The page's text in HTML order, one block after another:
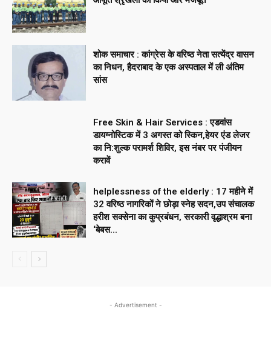
शोक समाचार : कांग्रेस के वरिष्ठ नेता सत्येंद्र वासन
का निधन, हैदराबाद के एक अस्पताल में ली अंतिम
सांस
Free Skin & Hair Services : एडवांस
डायग्नोस्टिक में 3 अगस्त को स्किन,हेयर एंड लेजर
का नि:शुल्क परामर्श शिविर, इस नंबर पर पंजीयन
करावें
helplessness of the elderly : 17 महीने में
32 वरिष्ठ नागरिकों ने छोड़ा स्नेह सदन,उप संचालक
हरीश सक्सेना का कुप्रबंधन, सरकारी वृद्धाश्रम बना
‘बेबस...
- Advertisement -